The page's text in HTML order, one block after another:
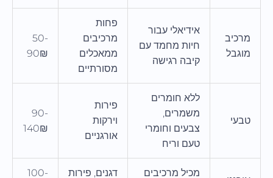
מרכיב
מוגבל
אידיאלי עבור
חיות מחמד עם
קיבה רגישה
פחות
מרכיבים
ממאכלים
מסורתיים
50-
90₪
טבעי
ללא חומרים
משמרים,
צבעים וחומרי
טעם וריח
פירות
וירקות
אורגניים
90-
140₪
מכיל מרכיבים דגנים, פירות 100-